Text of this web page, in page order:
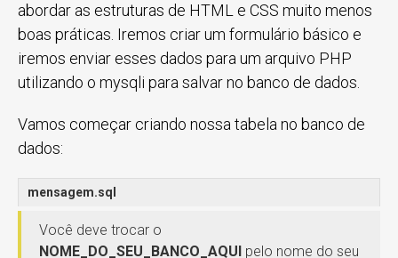
abordar as estruturas de HTML e CSS muito menos
boas práticas. Iremos criar um formulário básico e
iremos enviar esses dados para um arquivo PHP
utilizando o mysqli para salvar no banco de dados.
Vamos começar criando nossa tabela no banco de
dados:
mensagem.sql
Você deve trocar o
NOME_DO_SEU_BANCO_AQUI pelo nome do seu